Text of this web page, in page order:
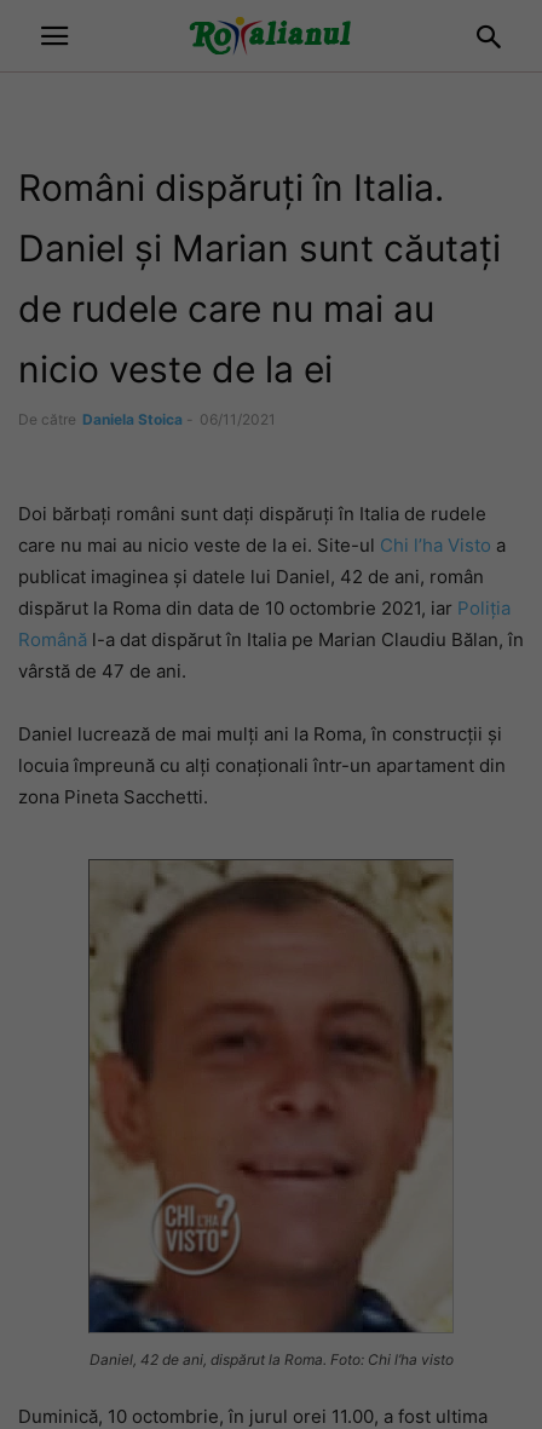
Români dispăruți în Italia.
Daniel și Marian sunt căutați
de rudele care nu mai au
nicio veste de la ei
De către Daniela Stoica - 06/11/2021
Doi bărbați români sunt dați dispăruți în Italia de rudele
care nu mai au nicio veste de la ei. Site-ul Chi l’ha Visto a
publicat imaginea și datele lui Daniel, 42 de ani, român
dispărut la Roma din data de 10 octombrie 2021, iar Poliția
Română l-a dat dispărut în Italia pe Marian Claudiu Bălan, în
vârstă de 47 de ani.
Daniel lucrează de mai mulți ani la Roma, în construcții și
locuia împreună cu alți conaționali într-un apartament din
zona Pineta Sacchetti.
Daniel, 42 de ani, dispărut la Roma. Foto: Chi l’ha visto
Duminică, 10 octombrie, în jurul orei 11.00, a fost ultima